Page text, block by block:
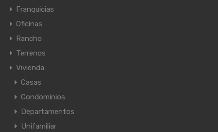
Franquicias
Oficinas
Rancho
Terrenos
Vivienda
Casas
Condominios
Departamentos
Unifamiliar